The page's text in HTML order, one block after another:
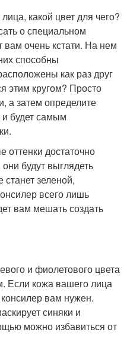
какой цвет для чего?
о специальном
вам очень кстати. На нем
способны
как раз друг
этим кругом? Просто
а затем определите
будет самым
оттенки достаточно
будут выглядеть
зеленой,
всего лишь
вам мешать создать
и фиолетового цвета
Если кожа вашего лица
вам нужен.
синяки и
можно избавиться от